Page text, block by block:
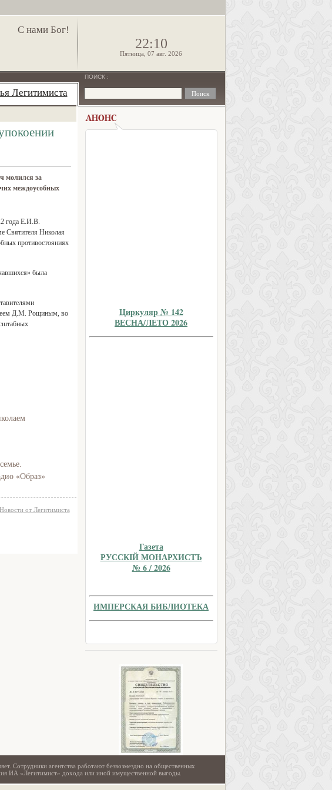
С нами Бог!
22:10
Пятница, 07 авг. 2026
Легитимиста
молился за
междоусобных
года Е.И.В.
Святителя Николая
противостояниях
была
Д.М. Рощиным, во
«Образ»
Новости от Легитимиста
ПОИСК :
Циркуляр № 142
ВЕСНА/ЛЕТО 2026
Газета
РУССКIЙ МОНАРХИСТЪ
№ 6 / 2026
ИМПЕРСКАЯ БИБЛИОТЕКА
Сотрудники агентства работают безвозмездно на общественных
ИА «Легитимист» дохода или иной имущественной выгоды.